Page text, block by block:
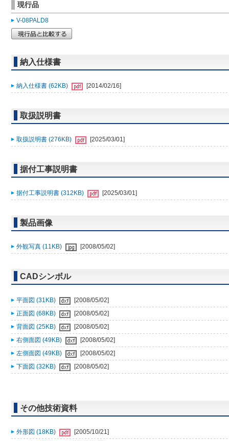
現行品
V-08PALD8
納入仕様書
納入仕様書 (62KB) [2014/02/16]
取扱説明書
取扱説明書 (276KB) [2025/03/01]
据付工事説明書
据付工事説明書 (312KB) [2025/03/01]
製品画像
外観写真 (11KB) [2008/05/02]
CADシンボル
平面図 (31KB)
[2008/05/02]
正面図 (68KB)
[2008/05/02]
背面図 (25KB)
[2008/05/02]
右側面図 (49KB)
[2008/05/02]
左側面図 (49KB)
[2008/05/02]
下面図 (32KB)
[2008/05/02]
その他技術資料
外形図 (18KB)
[2005/10/21]